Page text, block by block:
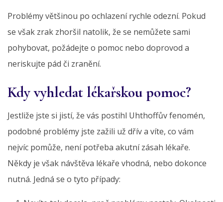
Problémy většinou po ochlazení rychle odezní. Pokud
se však zrak zhoršil natolik, že se nemůžete sami
pohybovat, požádejte o pomoc nebo doprovod a
neriskujte pád či zranění.
Kdy vyhledat lékařskou pomoc?
Jestliže jste si jistí, že vás postihl Uhthoffův fenomén,
podobné problémy jste zažili už dřív a víte, co vám
nejvíc pomůže, není potřeba akutní zásah lékaře.
Někdy je však návštěva lékaře vhodná, nebo dokonce
nutná. Jedná se o tyto případy: